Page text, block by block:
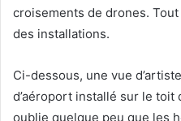
croisements de drones.
des installations.
Ci-dessous, une vue
d’aéroport installé sur le toit
oublie quelque peu que les